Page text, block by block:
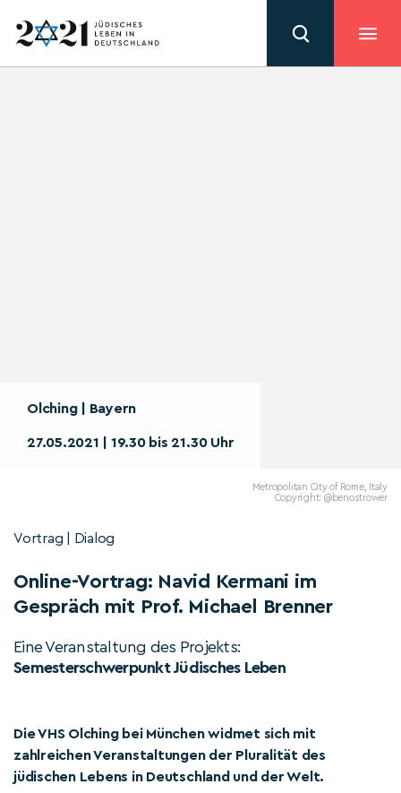
Olching | Bayern
27.05.2021 | 19.30 bis 21.30 Uhr
Metropolitan City of Rome, Italy
Copyright: @benostrower
Vortrag | Dialog
Online-Vortrag: Navid Kermani im
Gespräch mit Prof. Michael Brenner
Eine Veranstaltung des Projekts:
Semesterschwerpunkt Jüdisches Leben
Die VHS Olching bei München widmet sich mit
zahlreichen Veranstaltungen der Pluralität des
jüdischen Lebens in Deutschland und der Welt.